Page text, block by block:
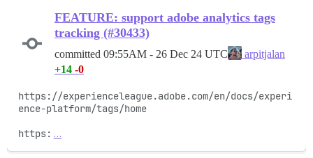
FEATURE: support adobe analytics tags
tracking (#30433)
committed 09:55AM - 26 Dec 24 UTC
arpitjalan
+14 -0
https://experienceleague.adobe.com/en/docs/experi
ence-platform/tags/home
https: …